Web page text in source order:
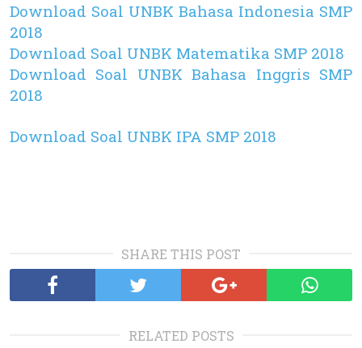
Download Soal UNBK Bahasa Indonesia SMP
2018
Download Soal UNBK Matematika SMP 2018
Download Soal UNBK Bahasa Inggris SMP
2018
Download Soal UNBK IPA SMP 2018
SHARE THIS POST
RELATED POSTS